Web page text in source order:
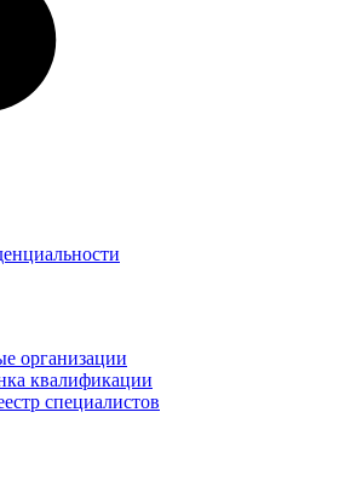
организации
квалификации
специалистов